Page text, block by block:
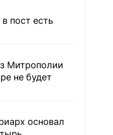
пост есть
Митрополии
не будет
основал